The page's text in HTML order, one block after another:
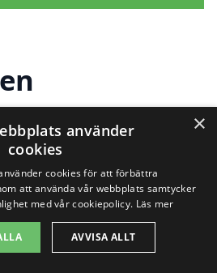
för
städer
i Fredriksdal kan
×
använder
cookies
cookies för att förbättra
att använda vår webbplats samtycker
med vår cookiepolicy. Läs mer
AVVISA ALLT